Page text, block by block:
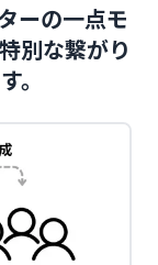
ーの一点モ
別な繋がり
。